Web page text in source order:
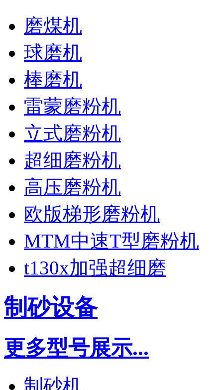
磨煤机
球磨机
棒磨机
雷蒙磨粉机
立式磨粉机
超细磨粉机
高压磨粉机
欧版梯形磨粉机
MTM中速T型磨粉机
t130x加强超细磨
制砂设备
更多型号展示...